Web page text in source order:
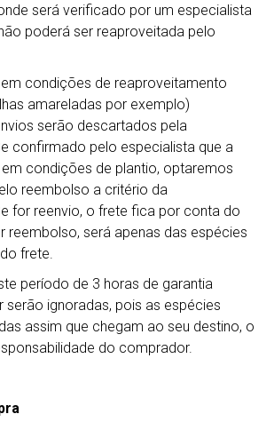
será verificado por um especialista
poderá ser reaproveitada pelo
condições de reaproveitamento
amareladas por exemplo)
serão descartados pela
confirmado pelo especialista que a
condições de plantio, optaremos
reembolso a critério da
for reenvio, o frete fica por conta do
reembolso, será apenas das espécies
frete.
período de 3 horas de garantia
serão ignoradas, pois as espécies
assim que chegam ao seu destino, o
do comprador.